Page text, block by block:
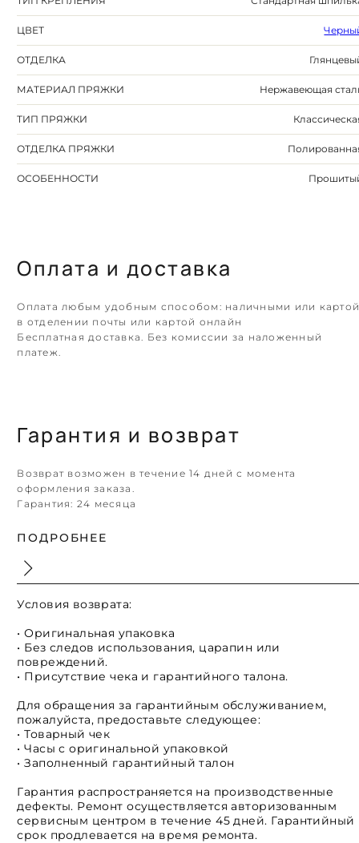
ЦВЕТ
ОТДЕЛКА
МАТЕРИАЛ ПРЯЖКИ Нержавеющая
ТИП ПРЯЖКИ
ОТДЕЛКА ПРЯЖКИ
ОСОБЕННОСТИ
Оплата и доставка
Оплата любым удобным способом: наличными или
в отделении почты или картой онлайн
Бесплатная доставка. Без комиссии за наложенный
платеж.
Гарантия и возврат
Возврат возможен в течение 14 дней с момента
оформления заказа.
Гарантия: 24 месяца
ПОДРОБНЕЕ
Условия возврата:
• Оригинальная упаковка
• Без следов использования, царапин или
повреждений.
• Присутствие чека и гарантийного талона.
Для обращения за гарантийным обслуживанием,
пожалуйста, предоставьте следующее:
• Товарный чек
• Часы с оригинальной упаковкой
• Заполненный гарантийный талон
Гарантия распространяется на производственные
дефекты. Ремонт осуществляется авторизованным
сервисным центром в течение 45 дней. Гарантийный
срок продлевается на время ремонта.